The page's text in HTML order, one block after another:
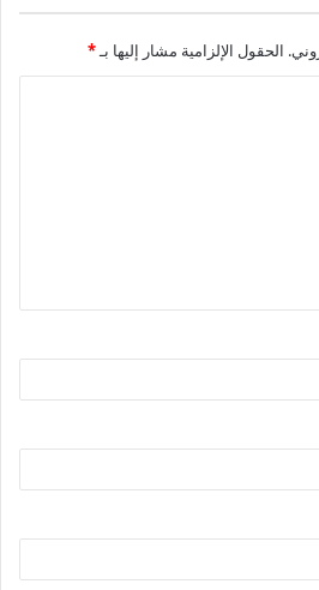
الحقول الإلزامية مشار إليها بـ*